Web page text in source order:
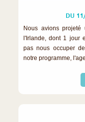
DU
Nous avions
l'Irlande, dont 1 jour
pas nous occuper
notre programme,